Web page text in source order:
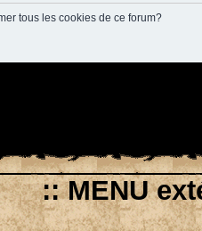
tous les cookies de ce forum?
:: MENU